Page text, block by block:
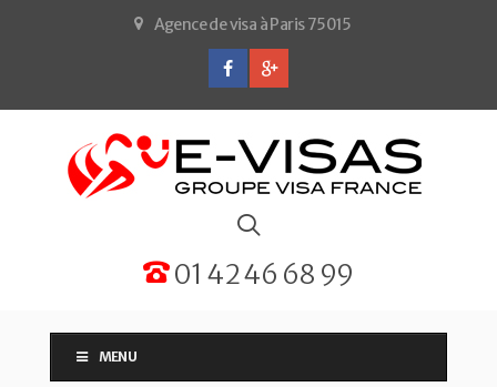
Agence de visa à Paris 75015
01 42 46 68 99
MENU